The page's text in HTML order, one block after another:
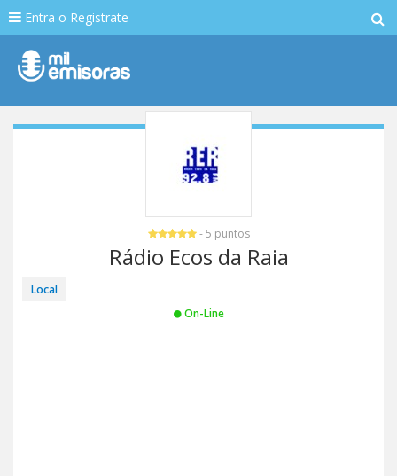
Entra o Registrate
- 5 puntos
Rádio Ecos da Raia
Local
On-Line